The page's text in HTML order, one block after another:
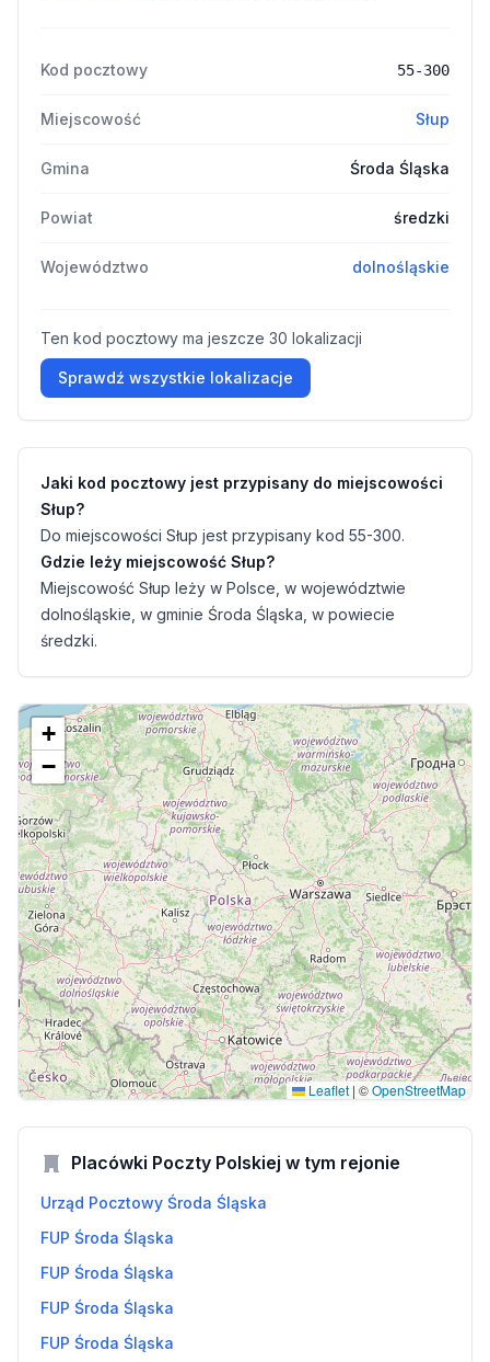
Kod pocztowy 55-300
Miejscowość Słup
Gmina Środa Śląska
Powiat średzki
Województwo dolnośląskie
Ten kod pocztowy ma jeszcze 30 lokalizacji
Sprawdź wszystkie lokalizacje
Jaki kod pocztowy jest przypisany do miejscowości
Słup?
Do miejscowości Słup jest przypisany kod 55-300.
Gdzie leży miejscowość Słup?
Miejscowość Słup leży w Polsce, w województwie
dolnośląskie, w gminie Środa Śląska, w powiecie
średzki.
+
−
Leaflet | ©OpenStreetMap
Placówki Poczty Polskiej w tym rejonie
Urząd Pocztowy Środa Śląska
FUP Środa Śląska
FUP Środa Śląska
FUP Środa Śląska
FUP Środa Śląska